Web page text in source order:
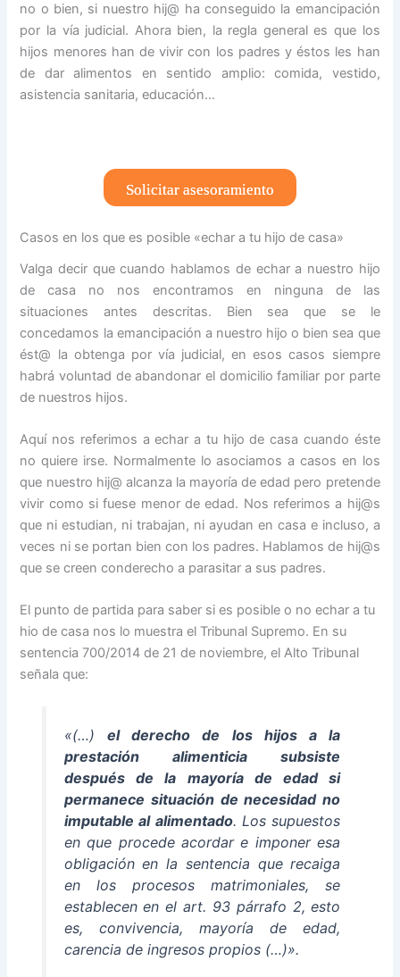
no o bien, si nuestro hij@ ha conseguido la emancipación
por la vía judicial. Ahora bien, la regla general es que los
hijos menores han de vivir con los padres y éstos les han
de dar alimentos en sentido amplio: comida, vestido,
asistencia sanitaria, educación…
Solicitar asesoramiento
Casos en los que es posible «echar a tu hijo de casa»
Valga decir que cuando hablamos de echar a nuestro hijo
de casa no nos encontramos en ninguna de las
situaciones antes descritas. Bien sea que se le
concedamos la emancipación a nuestro hijo o bien sea que
ést@ la obtenga por vía judicial, en esos casos siempre
habrá voluntad de abandonar el domicilio familiar por parte
de nuestros hijos.
Aquí nos referimos a echar a tu hijo de casa cuando éste
no quiere irse. Normalmente lo asociamos a casos en los
que nuestro hij@ alcanza la mayoría de edad pero pretende
vivir como si fuese menor de edad. Nos referimos a hij@s
que ni estudian, ni trabajan, ni ayudan en casa e incluso, a
veces ni se portan bien con los padres. Hablamos de hij@s
que se creen conderecho a parasitar a sus padres.
El punto de partida para saber si es posible o no echar a tu
hio de casa nos lo muestra el Tribunal Supremo. En su
sentencia 700/2014 de 21 de noviembre, el Alto Tribunal
señala que:
«(…) el derecho de los hijosa la
prestación alimenticia subsiste
después de la mayoría de edadsi
permanece situación de necesidad no
imputable al alimentado. Los supuestos
en que procede acordar e imponer esa
obligación en la sentencia que recaiga
en los procesos matrimoniales, se
establecen en el art. 93 párrafo 2, esto
es, convivencia, mayoría de edad,
carencia de ingresos propios(…)».